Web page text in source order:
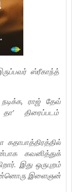
ஸ்ரீகாந்த்
நடிக்க, ராஜ் தேவ்
திரைப்படம்
கவனித்துக்
இது ஒருபுறம்
இளைஞன்